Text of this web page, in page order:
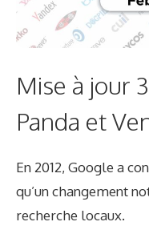
Mise à jour
Panda et
En 2012, Google a
qu’un changement
recherche locaux.